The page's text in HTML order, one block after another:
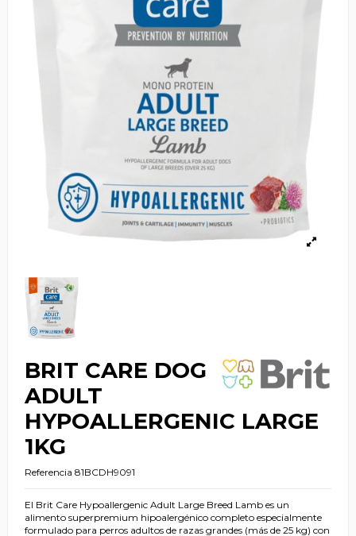
BRIT CARE DOG
ADULT
HYPOALLERGENIC LARGE
1KG
Referencia 81BCDH9091
El Brit Care Hypoallergenic Adult Large Breed Lamb es un
alimento superpremium hipoalergénico completo especialmente
formulado para perros adultos de razas grandes (más de 25 kg) con